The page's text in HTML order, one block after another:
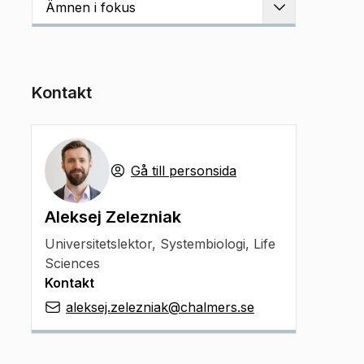
Ämnen i fokus
Kontakt
Gå till personsida
Aleksej Zelezniak
Universitetslektor, Systembiologi, Life
Sciences
Kontakt
aleksej.zelezniak@chalmers.se